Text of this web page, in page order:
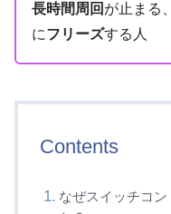
長時間周回 が止まる
にフリーズする人
Contents
なぜスイッチコ